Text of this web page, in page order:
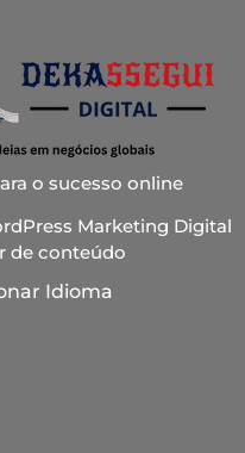
o sucesso online
Marketing Digital
de conteúdo
Idioma